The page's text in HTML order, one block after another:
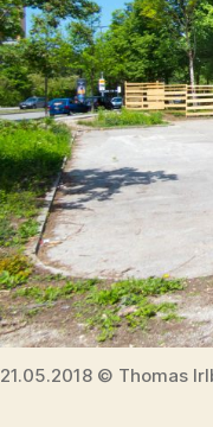
21.05.2018 © Thomas